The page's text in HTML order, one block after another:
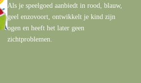
Als je speelgoed aanbiedt in rood, blauw,
geel enzovoort, ontwikkelt je kind zijn
ogen en heeft het later geen
zichtproblemen.